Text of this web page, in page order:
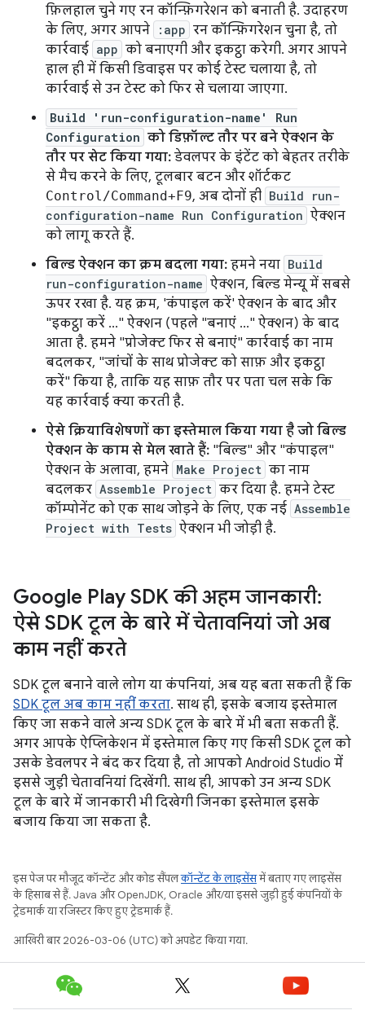
फ़िलहाल चुने गए रन कॉन्फ़िगरेशन को बनाती है. उदाहरण
के लिए, अगर आपने
:app रन कॉन्फ़िगरेशन चुना है, तो
कार्रवाई app को बनाएगी और इकट्ठा करेगी. अगर आपने
हाल ही में किसी डिवाइस पर कोई टेस्ट चलाया है, तो
कार्रवाई से उन टेस्ट को फिर से चलाया जाएगा.
Build 'run-configuration-name' Run
Configuration को डिफ़ॉल्ट तौर पर बने ऐक्शन के
तौर पर सेट किया गया: डेवलपर के इंटेंट को बेहतर तरीके
से मैच करने के लिए, टूलबार बटन और शॉर्टकट
Control/Command+F9, अब दोनों ही Build run-
configuration-name Run Configuration ऐक्शन
को लागू करते हैं.
बिल्ड ऐक्शन का क्रम बदला गया: हमने नया Build
run-configuration-name ऐक्शन, बिल्ड मेन्यू में सबसे
ऊपर रखा है. यह क्रम, 'कंपाइल करें' ऐक्शन के बाद और
"इकट्ठा करें ..." ऐक्शन (पहले "बनाएं ..." ऐक्शन) के बाद
आता है. हमने "प्रोजेक्ट फिर से बनाएं" कार्रवाई का नाम
बदलकर, "जांचों के साथ प्रोजेक्ट को साफ़ और इकट्ठा
करें" किया है, ताकि यह साफ़ तौर पर पता चल सके कि
यह कार्रवाई क्या करती है.
ऐसे क्रियाविशेषणों का इस्तेमाल किया गया है जो बिल्ड
ऐक्शन के काम से मेल खाते हैं: "बिल्ड" और "कंपाइल"
ऐक्शन के अलावा, हमने Make Project का नाम
बदलकर Assemble Project कर दिया है. हमने टेस्ट
कॉम्पोनेंट को एक साथ जोड़ने के लिए, एक नई Assemble
Project with Tests ऐक्शन भी जोड़ी है.
Google Play SDK की अहम जानकारी:
ऐसे SDK टूल के बारे में चेतावनियां जो अब
काम नहीं करते
SDK टूल बनाने वाले लोग या कंपनियां, अब यह बता सकती हैं कि
SDK टूल अब काम नहीं करता. साथ ही, इसके बजाय इस्तेमाल
किए जा सकने वाले अन्य SDK टूल के बारे में भी बता सकती हैं.
अगर आपके ऐप्लिकेशन में इस्तेमाल किए गए किसी SDK टूल को
उसके डेवलपर ने बंद कर दिया है, तो आपको Android Studio में
इससे जुड़ी चेतावनियां दिखेंगी. साथ ही, आपको उन अन्य SDK
टूल के बारे में जानकारी भी दिखेगी जिनका इस्तेमाल इसके
बजाय किया जा सकता है.
इस पेज पर मौजूद कॉन्टेंट और कोड सैंपलकॉन्टेंट के लाइसेंसमें बताए गए लाइसेंस
के हिसाब से हैं. Java और OpenJDK, Oracle और/या इससे जुड़ी हुई कंपनियों के
ट्रेडमार्क या रजिस्टर किए हुए ट्रेडमार्क हैं.
आखिरी बार 2026-03-06 (UTC) को अपडेट किया गया.